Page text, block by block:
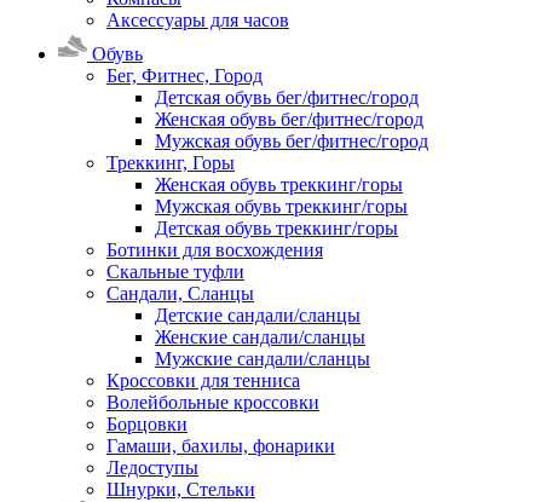
Аксессуары для часов
Обувь
Бег, Фитнес, Город
Детская обувь бег/фитнес/город
Женская обувь бег/фитнес/город
Мужская обувь бег/фитнес/город
Треккинг, Горы
Женская обувь треккинг/горы
Мужская обувь треккинг/горы
Детская обувь треккинг/горы
Ботинки для восхождения
Скальные туфли
Сандали, Сланцы
Детские сандали/сланцы
Женские сандали/сланцы
Мужские сандали/сланцы
Кроссовки для тенниса
Волейбольные кроссовки
Борцовки
Гамаши, бахилы, фонарики
Ледоступы
Шнурки, Стельки